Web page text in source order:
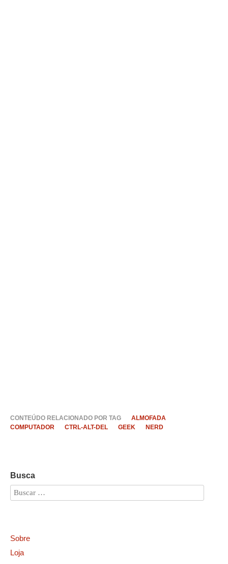
CONTEÚDO RELACIONADO POR TAG
ALMOFADA
COMPUTADOR
CTRL-ALT-DEL GEEK NERD
Busca
Sobre
Loja